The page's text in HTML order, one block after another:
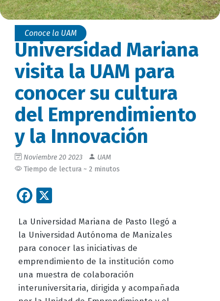
Conoce la UAM
Universidad Mariana
visita la UAM para
conocer su cultura
del Emprendimiento
y la Innovación
Noviembre 20 2023
UAM
Tiempo de lectura ~ 2 minutos
Facebook
La Universidad Mariana de Pasto llegó a
la Universidad Autónoma de Manizales
para conocer las iniciativas de
emprendimiento de la institución como
una muestra de colaboración
interuniversitaria, dirigida y acompañada